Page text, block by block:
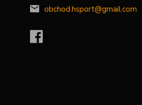
obchod.hsport@gmail.com